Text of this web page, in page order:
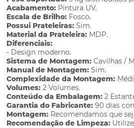
Acabamento: Pintura UV.
Escala de Brilho: Fosco.
Possui Prateleiras: Sim.
Material da Prateleira: MDP.
Diferenciais:
- Design moderno.
Sistema de Montagem: Cavilhas /
Manual de Montagem: Sim.
Complexidade da Montagem:
Volumes: 2 Volumes.
Conteúdo da Embalagem: 2
Garantia do Fabricante: 90 dias
Montagem: Recomendamos que
Recomendação de Limpeza: